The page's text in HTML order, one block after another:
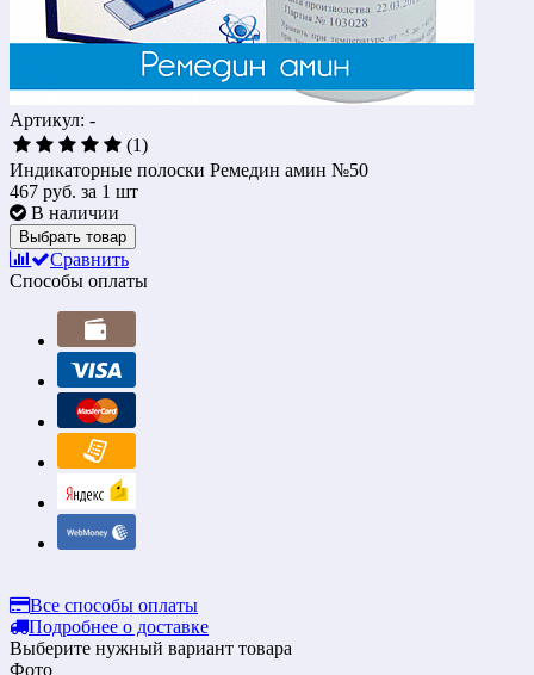
Артикул: -
(1)
Индикаторные полоски Ремедин амин №50
467 руб. за 1 шт
В наличии
Выбрать товар
Сравнить
Способы оплаты
Все способы оплаты
Подробнее о доставке
Выберите нужный вариант товара
Фото